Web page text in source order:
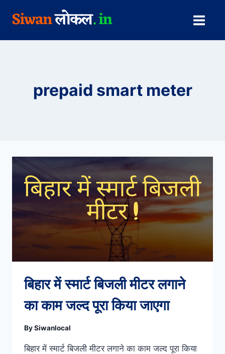
prepaid smart meter
बिहार में स्मार्ट बिजली मीटर लगाने
का काम जल्द पूरा किया जाएगा
BySiwanlocal
बिहार में स्मार्ट बिजली मीटर लगाने का काम जल्द पूरा किया